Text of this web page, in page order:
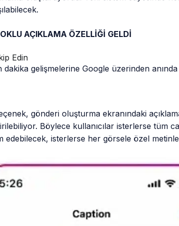
AÇIKLAMA ÖZELLİĞİ GELDİ
Edin
gelişmelerine Google üzerinden
gönderi oluşturma ekranındaki
Böylece kullanıcılar isterlerse tüm
edebilecek, isterlerse her görsele özel